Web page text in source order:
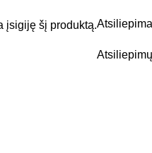
įsigiję šį produktą.